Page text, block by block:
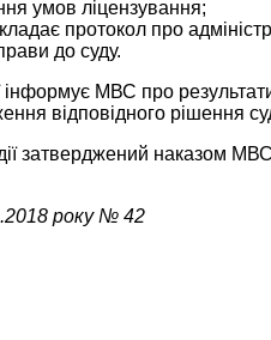
умов ліцензування;
протокол про
до суду.
інформує МВС про
відповідного рішення
затверджений наказом
року № 42